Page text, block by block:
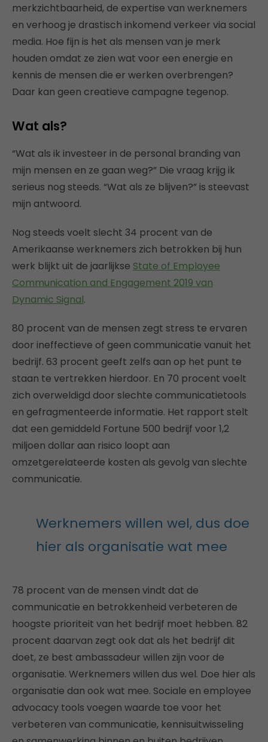
merkzichtbaarheid, de expertise van werknemers
en verhoog je drastisch inkomend verkeer via social
media. Hoe fijn is het als mensen van je merk
houden omdat ze zien wat voor een energie en
kennis de mensen die er werken overbrengen?
Daar kan geen creatieve campagne tegenop.
Wat als?
“Wat als ik investeer in de personal branding van
mijn mensen en ze gaan weg?” Die vraag krijg ik
serieus nog steeds. “Wat als ze blijven?” is steevast
mijn antwoord.
Nog steeds voelt slecht 34 procent van de
Amerikaanse werknemers zich betrokken bij hun
werk blijkt uit de jaarlijkse State of Employee
Communication and Engagement 2019 van
Dynamic Signal.
80 procent van de mensen zegt stress te ervaren
door ineffectieve of geen communicatie vanuit het
bedrijf. 63 procent geeft zelfs aan op het punt te
staan te vertrekken hierdoor. En 70 procent voelt
zich overweldigd door slechte communicatietools
en gefragmenteerde informatie. Het rapport stelt
dat een gemiddeld Fortune 500 bedrijf voor 1,2
miljoen dollar aan risico loopt aan
omzetgerelateerde kosten als gevolg van slechte
communicatie.
Werknemers willen wel, dus doe
hier als organisatie wat mee
78 procent van de mensen vindt dat de
communicatie en betrokkenheid verbeteren de
hoogste prioriteit van het bedrijf moet hebben. 82
procent daarvan zegt ook dat als het bedrijf dit
doet, ze best ambassadeur willen zijn voor de
organisatie. Werknemers willen dus wel. Doe hier als
organisatie dan ook wat mee. Sociale en employee
advocacy tools voegen waarde toe voor het
verbeteren van communicatie, kennisuitwisseling